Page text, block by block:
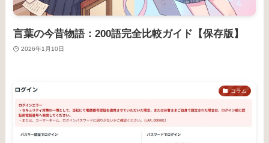
言葉の今昔物語：200語完全比較ガイド【保存版】
2026年1月10日
コラム